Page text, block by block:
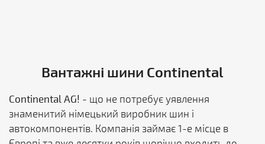
Вантажні шини Continental
Continental AG! - що не потребує уявлення
знаменитий німецький виробник шин і
автокомпонентів. Компанія займає 1-е місце в